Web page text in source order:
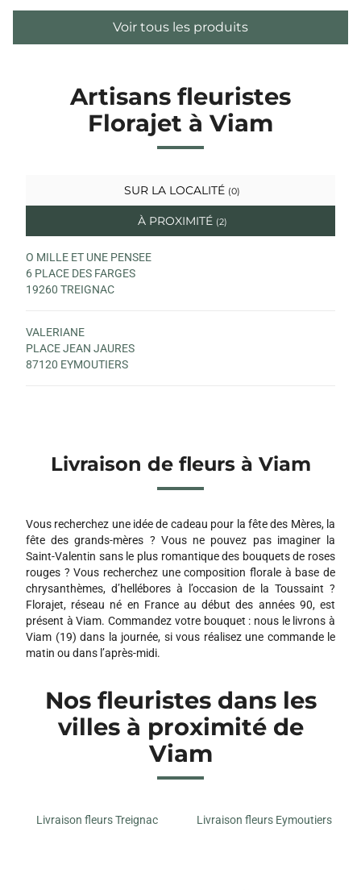
Voir tous les produits
Artisans fleuristes
Florajet à Viam
SUR LA LOCALITÉ (0)
À PROXIMITÉ (2)
O MILLE ET UNE PENSEE
6 PLACE DES FARGES
19260 TREIGNAC
VALERIANE
PLACE JEAN JAURES
87120 EYMOUTIERS
Livraison de fleurs à Viam
Vous recherchez une idée de cadeau pour la fête des Mères, la
fête des grands-mères ? Vous ne pouvez pas imaginer la
Saint-Valentin sans le plus romantique des bouquets de roses
rouges ? Vous recherchez une composition florale à base de
chrysanthèmes, d’hellébores à l’occasion de la Toussaint ?
Florajet, réseau né en France au début des années 90, est
présent à Viam. Commandez votre bouquet : nous le livrons à
Viam (19) dans la journée, si vous réalisez une commande le
matin ou dans l’après-midi.
Nos fleuristes dans les
villes à proximité de
Viam
Livraison fleurs Treignac Livraison fleurs Eymoutiers